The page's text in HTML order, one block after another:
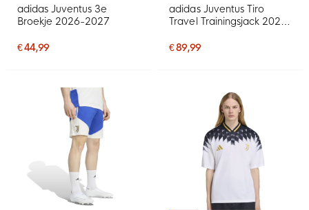
adidas Juventus 3e
Broekje 2026-2027
€ 44,99
adidas Juventus Tiro
Travel Trainingsjack 2026-
€ 89,99